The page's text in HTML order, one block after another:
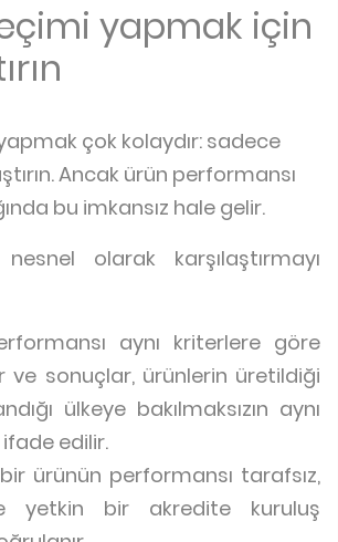
yapmak için
çok kolaydır: sadece
Ancak ürün performansı
bu imkansız hale gelir.
olarak karşılaştırmayı
aynı kriterlere göre
ve sonuçlar, ürünlerin üretildiği
ülkeye bakılmaksızın aynı
edilir.
ürünün performansı tarafsız,
yetkin bir akredite kuruluş